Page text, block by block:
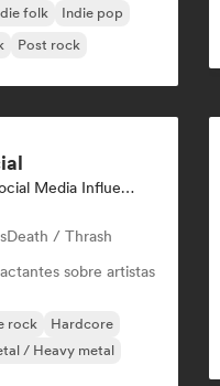
folk
Indie pop
Post rock
Emisoras De Radio, Social Media Influencer
Death / Thrash
sobre artistas
rock
Hardcore
/ Heavy metal